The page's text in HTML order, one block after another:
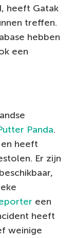
heeft Gatak
treffen.
hebben
een
Panda.
heeft
Er zijn
een
heeft
weinige